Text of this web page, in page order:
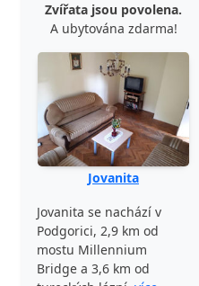
Zvířata jsou povolena.
A ubytována zdarma!
Jovanita
Jovanita se nachází v
Podgorici, 2,9 km od
mostu Millennium
Bridge a 3,6 km od